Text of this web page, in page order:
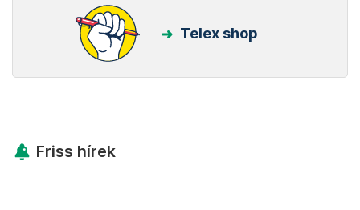
Telex shop
Friss hírek